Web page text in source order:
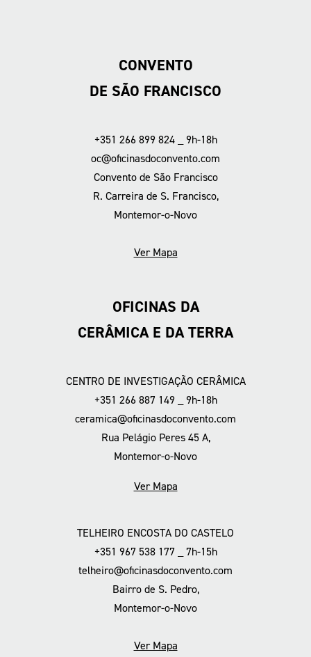
CONVENTO
DE SÃO FRANCISCO
+351 266 899 824 _ 9h-18h
oc@oficinasdoconvento.com
Convento de São Francisco
R. Carreira de S. Francisco,
Montemor-o-Novo
Ver Mapa
OFICINAS DA
CERÂMICA E DA TERRA
CENTRO DE INVESTIGAÇÃO CERÂMICA
+351 266 887 149 _ 9h-18h
ceramica@oficinasdoconvento.com
Rua Pelágio Peres 45 A,
Montemor-o-Novo
Ver Mapa
TELHEIRO ENCOSTA DO CASTELO
+351 967 538 177 _ 7h-15h
telheiro@oficinasdoconvento.com
Bairro de S. Pedro,
Montemor-o-Novo
Ver Mapa